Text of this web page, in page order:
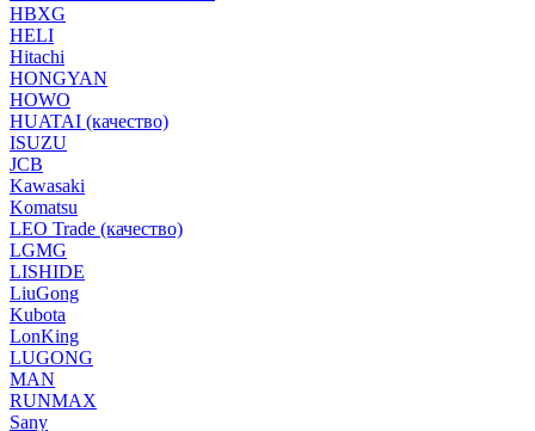
HBXG
HELI
Hitachi
HONGYAN
HOWO
HUATAI (качество)
ISUZU
JCB
Kawasaki
Komatsu
LEO Trade (качество)
LGMG
LISHIDE
LiuGong
Kubota
LonKing
LUGONG
MAN
RUNMAX
Sany